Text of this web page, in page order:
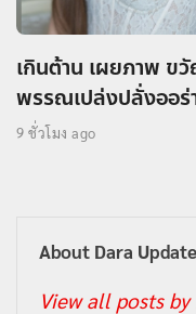
เกินต้าน เผยภาพ ข
พรรณเปล่งปลั่งออร่
9 ชั่วโมง ago
About Dara Update
View all posts